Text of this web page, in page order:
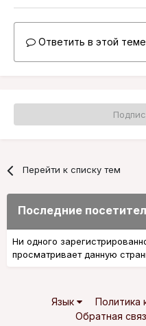
Ответить в этой
Перейти к списку тем
Последние
Ни одного
просматривает данную
Язык
Политика
Обратная